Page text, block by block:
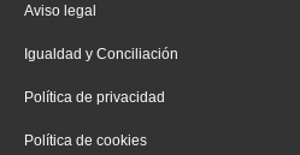
Aviso legal
Igualdad y Conciliación
Política de privacidad
Política de cookies